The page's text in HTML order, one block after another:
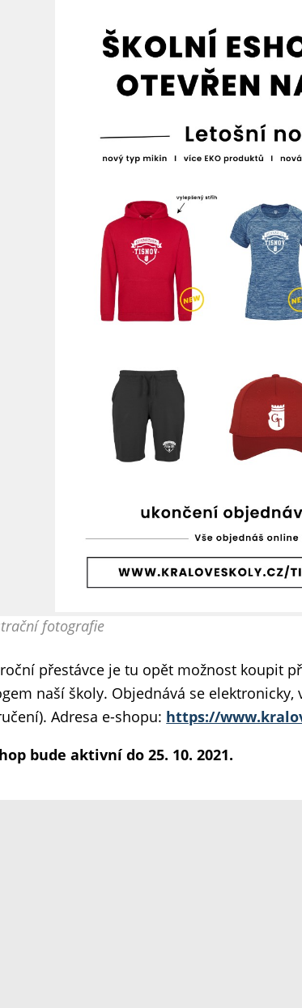
fotografie
přestávce je tu opět možnost koupit
naší školy. Objednává se
Adresa e-shopu: https://
bude aktivní do 25. 10. 2021.